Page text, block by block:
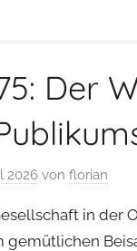
Der
2026 von florian
in der
gemütlichen